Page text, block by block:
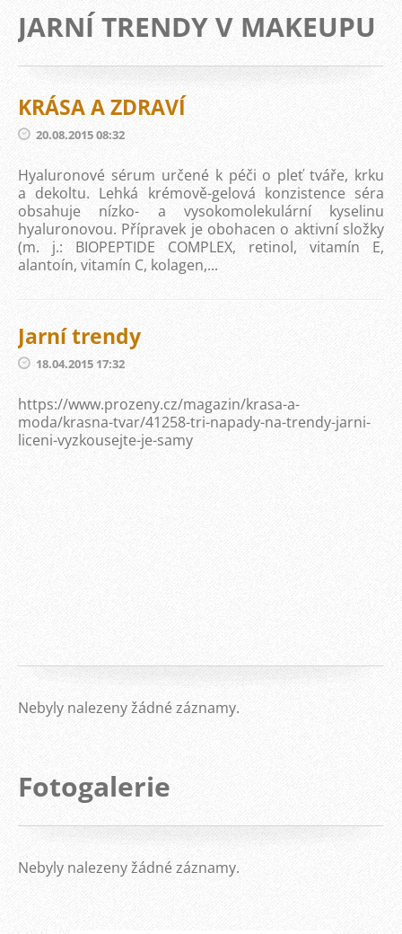
JARNÍ TRENDY V MAKEUPU
KRÁSA A ZDRAVÍ
20.08.2015 08:32
Hyaluronové sérum určené k péči o pleť tváře, krku
a dekoltu. Lehká krémově-gelová konzistence séra
obsahuje nízko- a vysokomolekulární kyselinu
hyaluronovou. Přípravek je obohacen o aktivní složky
(m. j.: BIOPEPTIDE COMPLEX, retinol, vitamín E,
alantoín, vitamín C, kolagen,...
Jarní trendy
18.04.2015 17:32
https://www.prozeny.cz/magazin/krasa-a-
moda/krasna-tvar/41258-tri-napady-na-trendy-jarni-
liceni-vyzkousejte-je-samy
Nebyly nalezeny žádné záznamy.
Fotogalerie
Nebyly nalezeny žádné záznamy.